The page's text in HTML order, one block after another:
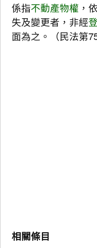
係指不動產物權 ，依
失及變更者，非經
面為之。（民法第
相關條目